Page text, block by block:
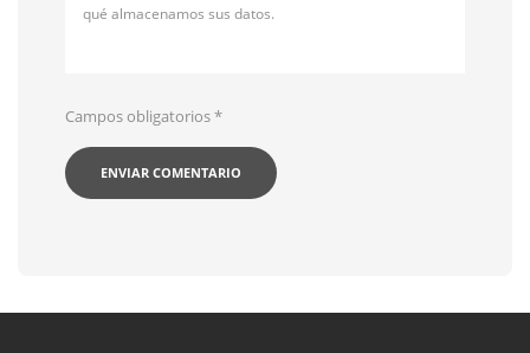
qué almacenamos sus datos.
Campos obligatorios*